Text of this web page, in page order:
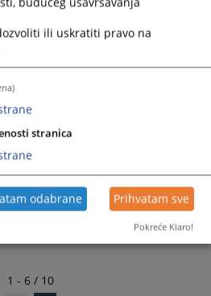
процјену оквирних трошкова
поступку у Босни и
1 - 6 / 10
ili uskratiti pravo na
stranica
odabrane Prihvatam sve
Pokreće Klaro!